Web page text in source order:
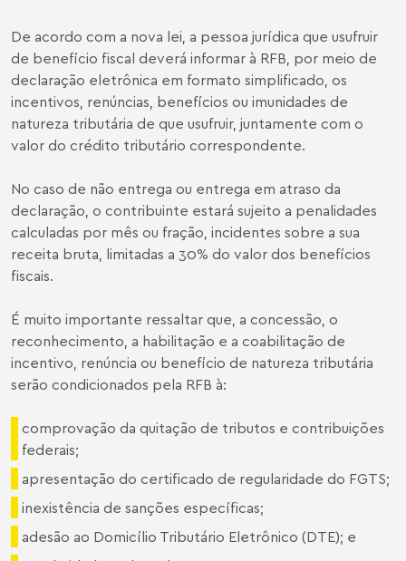
De acordo com a nova lei, a pessoa jurídica que usufruir
de benefício fiscal deverá informar à RFB, por meio de
declaração eletrônica em formato simplificado, os
incentivos, renúncias, benefícios ou imunidades de
natureza tributária de que usufruir, juntamente com o
valor do crédito tributário correspondente.
No caso de não entrega ou entrega em atraso da
declaração, o contribuinte estará sujeito a penalidades
calculadas por mês ou fração, incidentes sobre a sua
receita bruta, limitadas a 30% do valor dos benefícios
fiscais.
É muito importante ressaltar que, a concessão, o
reconhecimento, a habilitação e a coabilitação de
incentivo, renúncia ou benefício de natureza tributária
serão condicionados pela RFB à:
comprovação da quitação de tributos e contribuições
federais;
apresentação do certificado de regularidade do FGTS;
inexistência de sanções específicas;
adesão ao Domicílio Tributário Eletrônico (DTE); e